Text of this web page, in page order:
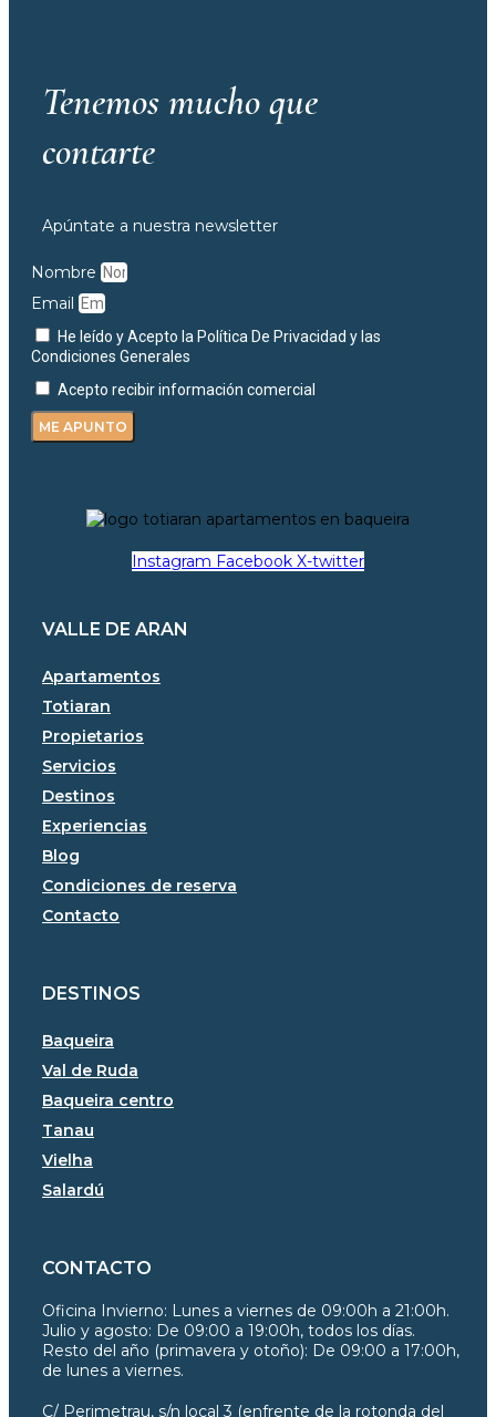
Tenemos mucho que
contarte
Apúntate a nuestra newsletter
Nombre
Email
He leído y Acepto la Política De Privacidad y las
Condiciones Generales
Acepto recibir información comercial
ME APUNTO
Instagram Facebook X-twitter
VALLE DE ARAN
Apartamentos
Totiaran
Propietarios
Servicios
Destinos
Experiencias
Blog
Condiciones de reserva
Contacto
DESTINOS
Baqueira
Val de Ruda
Baqueira centro
Tanau
Vielha
Salardú
CONTACTO
Oficina Invierno: Lunes a viernes de 09:00h a 21:00h.
Julio y agosto: De 09:00 a 19:00h, todos los días.
Resto del año (primavera y otoño): De 09:00 a 17:00h,
de lunes a viernes.
C/ Perimetrau, s/n local 3 (enfrente de la rotonda del